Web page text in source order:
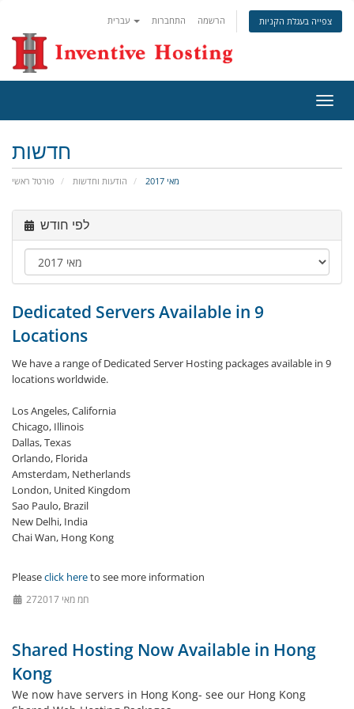
התחברות הרשמה צפייה בעגלת הקניות
ניווט
חדשות
פורטל ראשי הודעות וחדשות מאי 2017
לפי חודש
Dedicated Servers Available in 9
Locations
We have a range of Dedicated Server Hosting packages available in 9
locations worldwide.
Los Angeles, California
Chicago, Illinois
Dallas, Texas
Orlando, Florida
Amsterdam, Netherlands
London, United Kingdom
Sao Paulo, Brazil
New Delhi, India
Chai Wan, Hong Kong
Pleaseclick hereto see more information
27חמ מאי 2017
Shared Hosting Now Available in Hong
Kong
We now have servers in Hong Kong- see our Hong Kong